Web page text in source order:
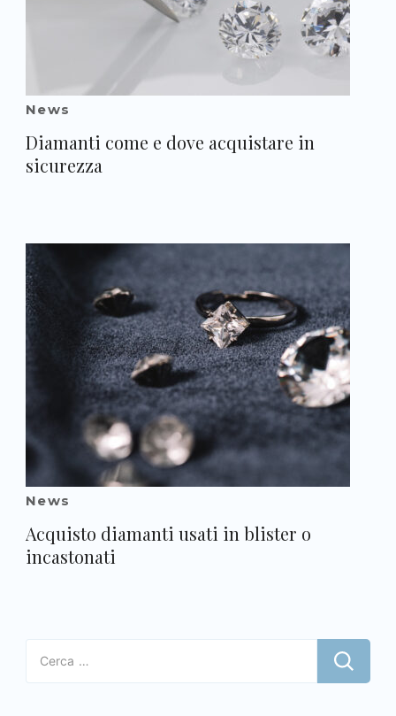
News
Diamanti come e dove acquistare in
sicurezza
News
Acquisto diamanti usati in blister o
incastonati
Ricerca
per: